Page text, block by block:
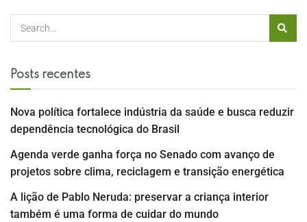
Posts recentes
Nova política fortalece indústria da saúde e busca reduzir
dependência tecnológica do Brasil
Agenda verde ganha força no Senado com avanço de
projetos sobre clima, reciclagem e transição energética
A lição de Pablo Neruda: preservar a criança interior
também é uma forma de cuidar do mundo